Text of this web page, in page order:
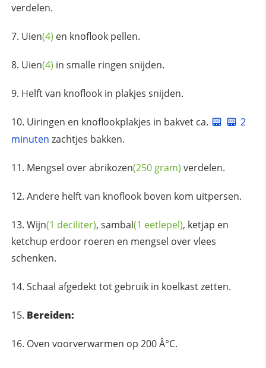
verdelen.
Uien(4) en knoflook pellen.
Uien(4) in smalle ringen snijden.
Helft van knoflook in plakjes snijden.
Uiringen en knoflookplakjes in bakvet ca.
2
minuten zachtjes bakken.
Mengsel overabrikozen(250 gram) verdelen.
Andere helft van knoflook boven kom uitpersen.
Wijn(1 deciliter), sambal(1 eetlepel), ketjap en
ketchup erdoor roeren en mengsel over vlees
schenken.
Schaal afgedekt tot gebruik in koelkast zetten.
Bereiden:
Oven voorverwarmen op 200 Â°C.